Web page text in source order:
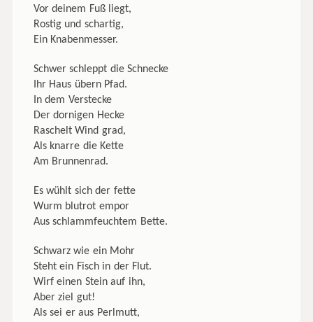
Vor deinem Fuß liegt,
Rostig und schartig,
Ein Knabenmesser.
Schwer schleppt die Schnecke
Ihr Haus übern Pfad.
In dem Verstecke
Der dornigen Hecke
Raschelt Wind grad,
Als knarre die Kette
Am Brunnenrad.
Es wühlt sich der fette
Wurm blutrot empor
Aus schlammfeuchtem Bette.
Schwarz wie ein Mohr
Steht ein Fisch in der Flut.
Wirf einen Stein auf ihn,
Aber ziel gut!
Als sei er aus Perlmutt,